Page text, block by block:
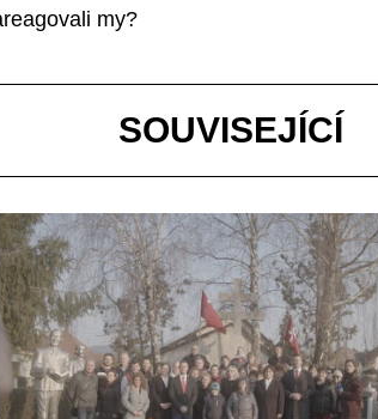
my?
SOUVISEJÍCÍ